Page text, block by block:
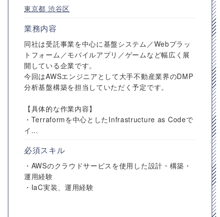
東京都 渋谷区
業務内容
同社は受託事業を中心に基盤システム／Webプラッ
トフォーム／モバイルアプリ／ゲームなど幅広く展
開している企業です。
今回はAWSエンジニアとして大手不動産業界のDMP
分析基盤構築を担当していただく予定です。
【具体的な作業内容】
・Terraformを中心としたInfrastructure as Codeで
イ...
必須スキル
・AWSのクラウドサービスを使用した設計・構築・
運用経験
・IaC実装、運用経験